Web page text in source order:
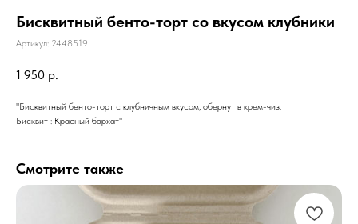
Бисквитный бенто-торт со вкусом клубники
Артикул: 2448519
1 950 р.
"Бисквитный бенто-торт с клубничным вкусом, обернут в крем-чиз.
Бисквит : Красный бархат"
Смотрите также